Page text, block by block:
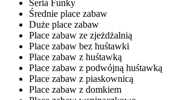
Seria Funky
Średnie place zabaw
Duże place zabaw
Place zabaw ze zjeżdżalnią
Place zabaw bez huśtawki
Place zabaw z huśtawką
Place zabaw z podwójną huśtawką
Place zabaw z piaskownicą
Place zabaw z domkiem